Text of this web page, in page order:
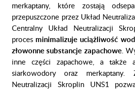
merkaptany, które zostają
przepuszczone przez Układ
Centralny Układ Neutralizacji
proces minimalizuje uciążliwość
złowonne substancje zapachowe.
inne części zapachowe, a także
siarkowodory oraz merkaptany.
Neutralizacji Skroplin UNS1